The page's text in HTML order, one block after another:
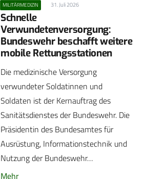
MILITÄRMEDIZIN 31. Juli 2026
Schnelle
Verwundetenversorgung:
Bundeswehr beschafft weitere
mobile Rettungsstationen
Die medizinische Versorgung
verwundeter Soldatinnen und
Soldaten ist der Kernauftrag des
Sanitätsdienstes der Bundeswehr. Die
Präsidentin des Bundesamtes für
Ausrüstung, Informationstechnik und
Nutzung der Bundeswehr…
Mehr